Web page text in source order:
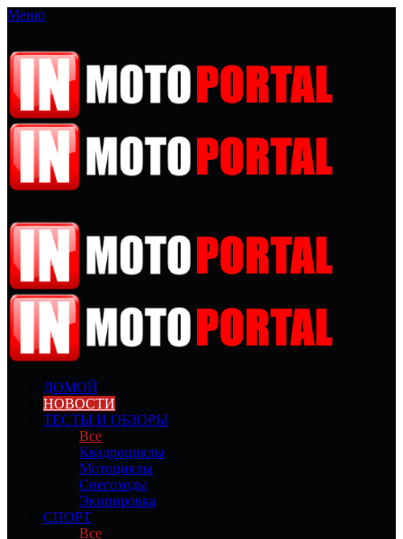
Меню
ДОМОЙ
НОВОСТИ
ТЕСТЫ И ОБЗОРЫ
Все
Квадроциклы
Мотоциклы
Снегоходы
Экипировка
СПОРТ
Все